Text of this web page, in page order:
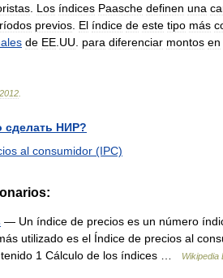
Los índices Paasche definen una
previos El índice de este tipo más
de EE UU para diferenciar montos en
2012
сделать НИР?
al consumidor (IPC)
— Un índice de precios es un número
utilizado es el Índice de precios al
1 Cálculo de los índices …
Wikipedia